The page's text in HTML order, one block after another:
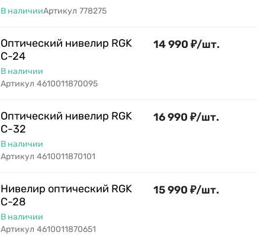
В наличииАртикул 778275
Оптический нивелир RGK
C-24
В наличии
Артикул 4610011870095
14 990 ₽/шт.
Оптический нивелир RGK
C-32
В наличии
Артикул 4610011870101
16 990 ₽/шт.
Нивелир оптический RGK
C-28
В наличии
Артикул 4610011870651
15 990 ₽/шт.